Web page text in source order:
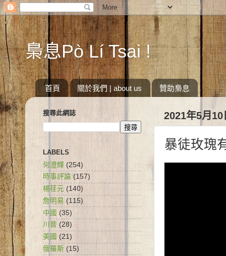
梟息Pò Lí Tsai !
首頁 關於我們 | about us 贊助梟息
2021年5月
暴徒玫瑰
搜尋此網誌
LABELS
何澄輝 (254)
時事評論 (157)
楊荏元 (140)
詹明易 (115)
中國 (35)
川普 (28)
美國 (21)
俄羅斯 (15)